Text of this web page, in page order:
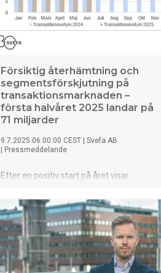
Försiktig återhämtning och
segmentsförskjutning på
transaktionsmarknaden –
första halvåret 2025 landar på
71 miljarder
9.7.2025 06:00:00 CEST
Svefa AB
Pressmeddelande
Efter en positiv start på året visar
tecken på måttlig återhämtning. Enligt en
färsk sammanställning och analys från
Svefa, Sveriges ledande
fastighetsrådgivare, uppgick den totala
transaktionsvolymen under det första
halvåret till cirka 71 miljarder kronor – en